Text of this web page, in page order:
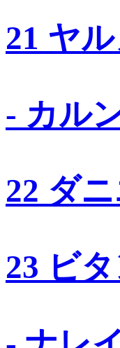
21 ヤ
- カル
22 ダ
23 ビ